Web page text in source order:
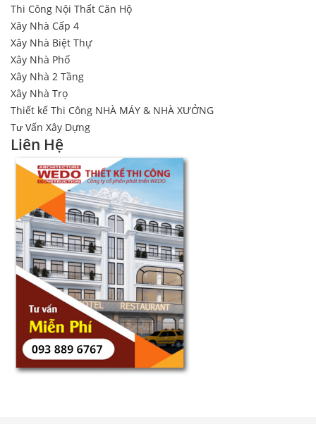
Thi Công Nội Thất Căn Hộ
Xây Nhà Cấp 4
Xây Nhà Biệt Thự
Xây Nhà Phố
Xây Nhà 2 Tầng
Xây Nhà Trọ
Thiết kế Thi Công NHÀ MÁY & NHÀ XƯỞNG
Tư Vấn Xây Dựng
Liên Hệ